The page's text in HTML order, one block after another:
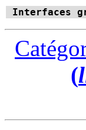
Interfaces
(